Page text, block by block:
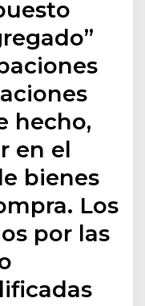
hecho,
en el
bienes
Los
por las